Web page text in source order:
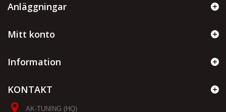
Anläggningar
Mitt konto
Information
KONTAKT
AK-TUNING (HQ)